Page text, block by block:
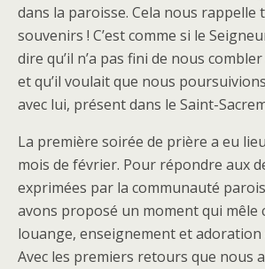
dans la paroisse. Cela nous rappelle
souvenirs ! C’est comme si le
dire qu’il n’a pas fini de nous
et qu’il voulait que nous
avec lui, présent dans le Saint-
La première soirée de prière a eu
mois de février. Pour répondre aux
exprimées par la communauté
avons proposé un moment qui mêle
louange, enseignement et adoration
Avec les premiers retours que nous